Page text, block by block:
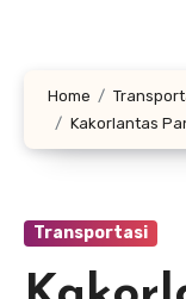
Home
Kakorlantas
Transportasi